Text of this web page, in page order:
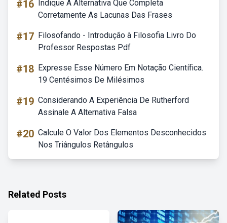
#16 Indique A Alternativa Que Completa
Corretamente As Lacunas Das Frases
#17 Filosofando - Introdução à Filosofia Livro Do
Professor Respostas Pdf
#18 Expresse Esse Número Em Notação Científica.
19 Centésimos De Milésimos
#19 Considerando A Experiência De Rutherford
Assinale A Alternativa Falsa
#20 Calcule O Valor Dos Elementos Desconhecidos
Nos Triângulos Retângulos
Related Posts